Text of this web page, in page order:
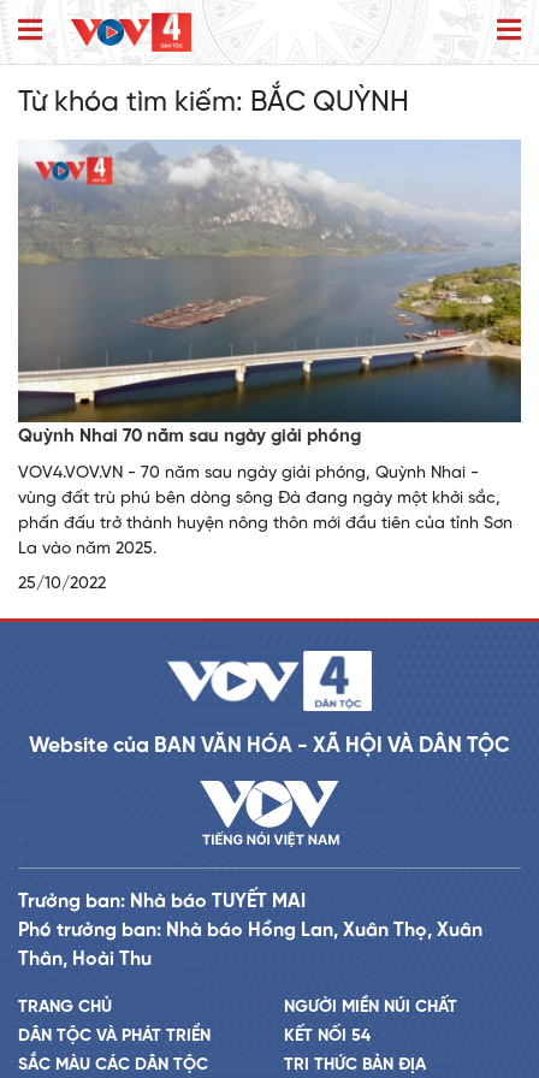
Từ khóa tìm kiếm: BẮC QUỲNH
Quỳnh Nhai 70 năm sau ngày giải phóng
VOV4.VOV.VN - 70 năm sau ngày giải phóng, Quỳnh Nhai -
vùng đất trù phú bên dòng sông Đà đang ngày một khởi sắc,
phấn đấu trở thành huyện nông thôn mới đầu tiên của tỉnh Sơn
La vào năm 2025.
25/10/2022
Website của BAN VĂN HÓA - XÃ HỘI VÀ DÂN TỘC
Trưởng ban: Nhà báo TUYẾT MAI
Phó trưởng ban: Nhà báo Hồng Lan, Xuân Thọ, Xuân
Thân, Hoài Thu
TRANG CHỦ
DÂN TỘC VÀ PHÁT TRIỂN
SẮC MÀU CÁC DÂN TỘC
NGƯỜI MIỀN NÚI CHẤT
KẾT NỐI 54
TRI THỨC BẢN ĐỊA